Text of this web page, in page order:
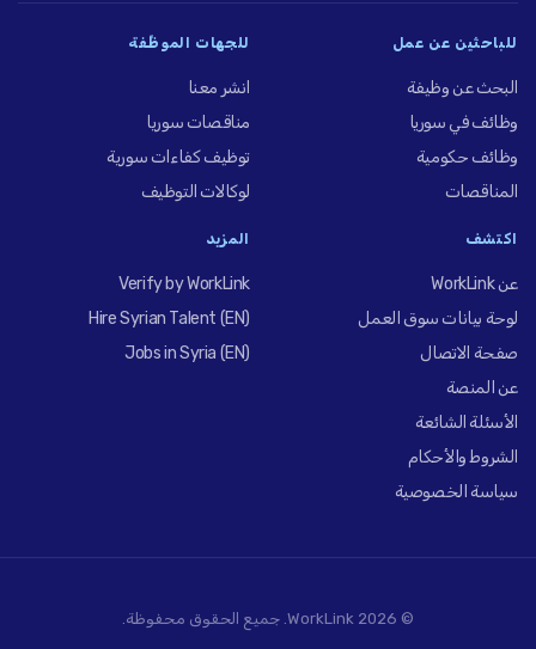
للباحثين عن عمل
البحث عن وظيفة
وظائف في سوريا
وظائف حكومية
المناقصات
للجهات الموظِّفة
انشر معنا
مناقصات سوريا
توظيف كفاءات سورية
لوكالات التوظيف
اكتشف
عن WorkLink
لوحة بيانات سوق العمل
صفحة الاتصال
عن المنصة
الأسئلة الشائعة
الشروط والأحكام
سياسة الخصوصية
المزيد
Verify by WorkLink
Hire Syrian Talent (EN)
Jobs in Syria (EN)
© 2026 WorkLink. جميع الحقوق محفوظة.